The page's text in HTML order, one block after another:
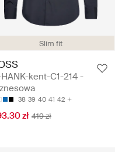
Slim fit
kent-C1-214 -
38 39 40 41 42
zł 419 zł